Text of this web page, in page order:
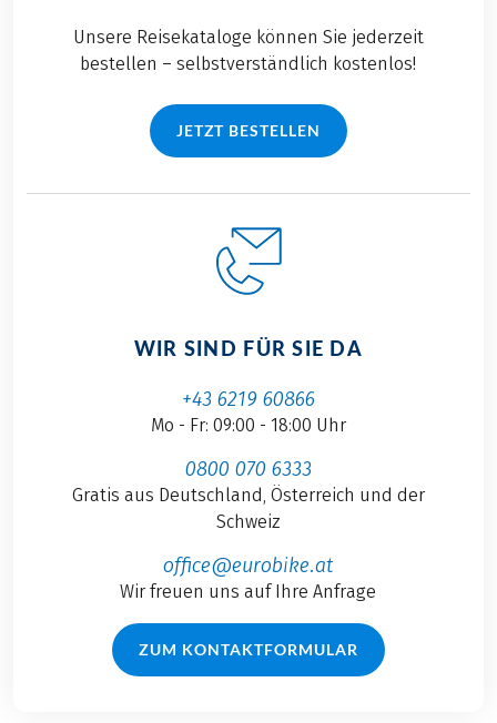
Unsere Reisekataloge können Sie jederzeit
bestellen – selbstverständlich kostenlos!
JETZT BESTELLEN
WIR SIND FÜR SIE DA
+43 6219 60866
Mo - Fr: 09:00 - 18:00 Uhr
0800 070 6333
Gratis aus Deutschland, Österreich und der
Schweiz
office@eurobike.at
Wir freuen uns auf Ihre Anfrage
ZUM KONTAKTFORMULAR